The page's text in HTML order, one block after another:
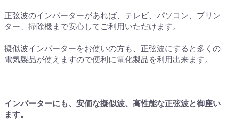
正弦波のインバーターがあれば、テレビ、パソコン、プリン
ター、掃除機まで安心してご利用いただけます。
擬似波インバーターをお使いの方も、正弦波にすると多くの
電気製品が使えますので便利に電化製品を利用出来ます。
インバーターにも、安価な擬似波、高性能な正弦波と御座い
ます。